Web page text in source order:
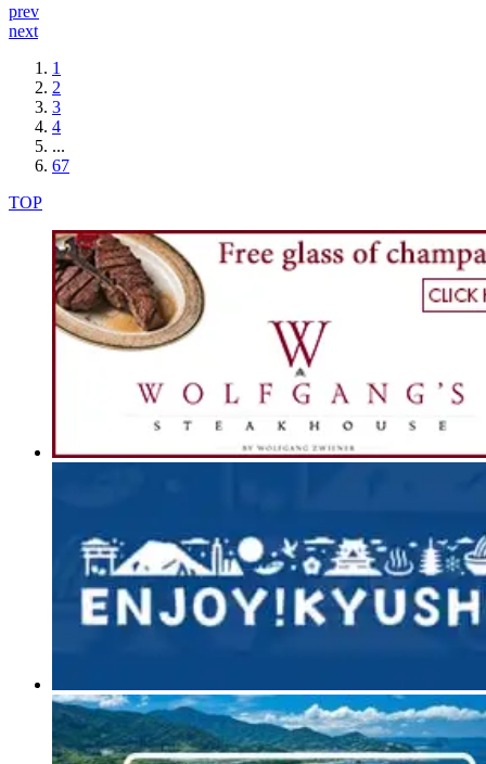
prev
next
1
2
3
4
...
67
TOP